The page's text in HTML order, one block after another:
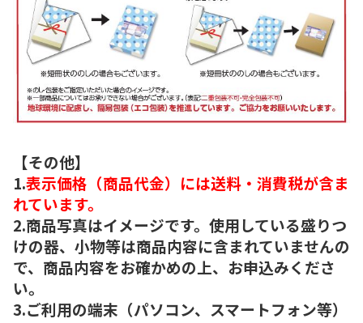
【その他】
1.表示価格（商品代金）には送料・消費税が含ま
れています。
2.商品写真はイメージです。使用している盛りつ
けの器、小物等は商品内容に含まれていませんの
で、商品内容をお確かめの上、お申込みくださ
い。
3.ご利用の端末（パソコン、スマートフォン等）